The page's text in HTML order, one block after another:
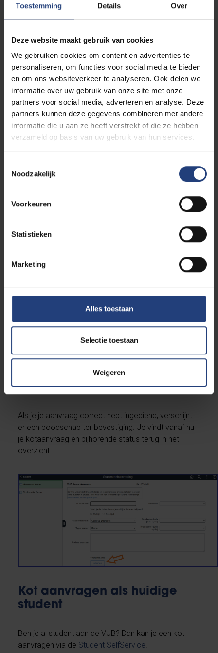
Toestemming Details Over
Deze website maakt gebruik van cookies
We gebruiken cookies om content en advertenties te
personaliseren, om functies voor social media te bieden
en om ons websiteverkeer te analyseren. Ook delen we
informatie over uw gebruik van onze site met onze
partners voor social media, adverteren en analyse. Deze
partners kunnen deze gegevens combineren met andere
informatie die u aan ze heeft verstrekt of die ze hebben
verzameld op basis van uw gebruik van hun services.
Noodzakelijk
Voorkeuren
Statistieken
Marketing
Alles toestaan
Selectie toestaan
Weigeren
aanvraag
een kot aanvraagt.
1/4 - Selecteer je 1ste voorkeur, zowel de
locatie als het kamertype.
2/4 - Doe hetzelfde voor je 2de voorkeur.
3/4 - Geef eventueel aan of je met iemand op
de kamer of gang wil zitten (naam + voornaam)
en andere specifieke opmerkingen.
4/4 - Je krijgt een samenvatting van je
aanvraag en voorkeur.Klik op 'indienen'om
deze te bevestigen of keer terug om
voorkeuren, maar dit is nooit gegarandeerd.
Check je aanvraag en statusupdates in
Als je je aanvraag correct hebt ingediend, verschijnt
er een boodschap ter bevestiging. Je vindt vanaf nu
je kotaanvraag en bijhorende status terug in het
overzicht.
Kot aanvragen als huidige
student
Ben je al student aan de VUB? Dan kan je een kot
aanvragen via de Student SelfService.